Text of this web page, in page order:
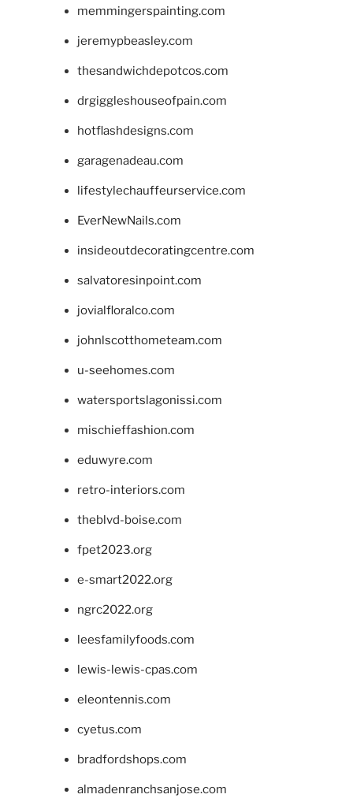
memmingerspainting.com
jeremypbeasley.com
thesandwichdepotcos.com
drgiggleshouseofpain.com
hotflashdesigns.com
garagenadeau.com
lifestylechauffeurservice.com
EverNewNails.com
insideoutdecoratingcentre.com
salvatoresinpoint.com
jovialfloralco.com
johnlscotthometeam.com
u-seehomes.com
watersportslagonissi.com
mischieffashion.com
eduwyre.com
retro-interiors.com
theblvd-boise.com
fpet2023.org
e-smart2022.org
ngrc2022.org
leesfamilyfoods.com
lewis-lewis-cpas.com
eleontennis.com
cyetus.com
bradfordshops.com
almadenranchsanjose.com